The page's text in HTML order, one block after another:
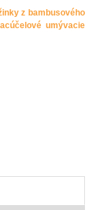
z bambusového
umývacie